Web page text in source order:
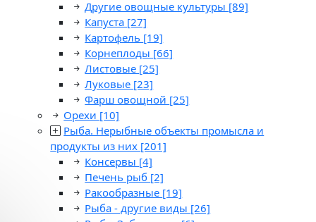
Другие овощные культуры [89]
Капуста [27]
Картофель [19]
Корнеплоды [66]
Листовые [25]
Луковые [23]
Фарш овощной [25]
Орехи [10]
Рыба. Нерыбные объекты промысла и
продукты из них [201]
Консервы [4]
Печень рыб [2]
Ракообразные [19]
Рыба - другие виды [26]